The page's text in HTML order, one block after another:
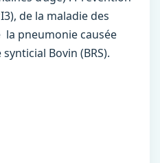
de la maladie des
la pneumonie causée
Bovin (BRS).